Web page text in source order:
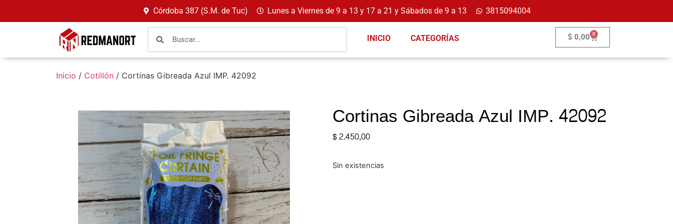
Córdoba 387 (S.M. de Tuc) Lunes a Viernes de 9 a 13 y 17 a 21 y Sábados de 9 a 13 3815094004
INICIO CATEGORÍAS $ 0,00 0
Inicio / Cotillón / Cortinas Gibreada Azul IMP. 42092
Cortinas Gibreada Azul IMP. 42092
$2.450,00
Sin existencias